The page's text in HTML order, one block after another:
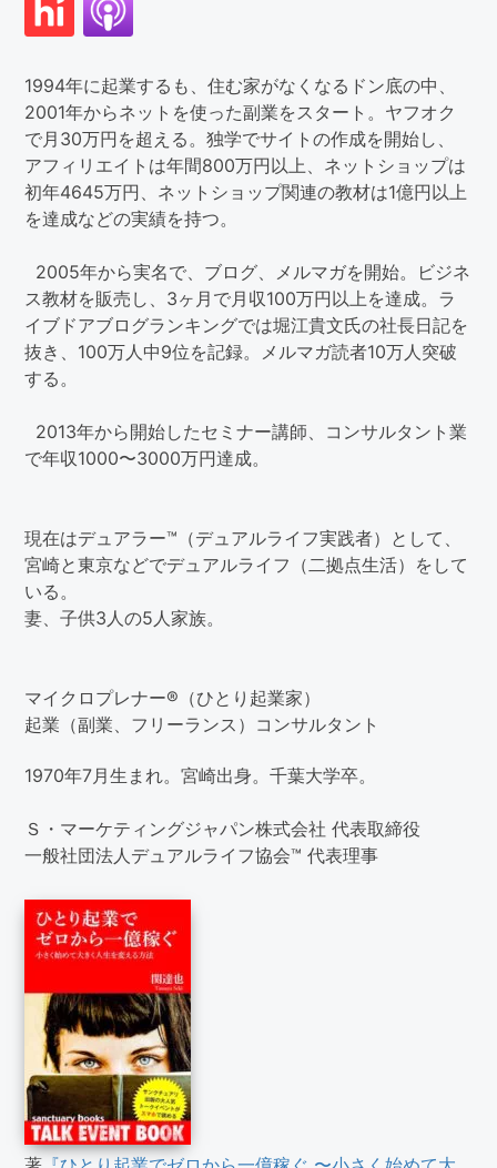
1994年に起業するも、住む家がなくなるドン底の中、
2001年からネットを使った副業をスタート。ヤフオク
で月30万円を超える。独学でサイトの作成を開始し、
アフィリエイトは年間800万円以上、ネットショップは
初年4645万円、ネットショップ関連の教材は1億円以上
を達成などの実績を持つ。
2005年から実名で、ブログ、メルマガを開始。ビジネ
ス教材を販売し、3ヶ月で月収100万円以上を達成。ラ
イブドアブログランキングでは堀江貴文氏の社長日記を
抜き、100万人中9位を記録。メルマガ読者10万人突破
する。
2013年から開始したセミナー講師、コンサルタント業
で年収1000〜3000万円達成。
現在はデュアラー™（デュアルライフ実践者）として、
宮崎と東京などでデュアルライフ（二拠点生活）をして
いる。
妻、子供3人の5人家族。
マイクロプレナー®（ひとり起業家）
起業（副業、フリーランス）コンサルタント
1970年7月生まれ。宮崎出身。千葉大学卒。
Ｓ・マーケティングジャパン株式会社 代表取締役
一般社団法人デュアルライフ協会™ 代表理事